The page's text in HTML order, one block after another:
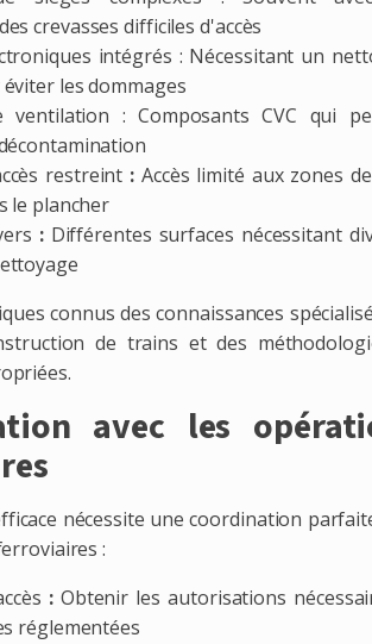
crevasses difficiles d'accès
intégrés : Nécessitant un
les dommages
ventilation : Composants CVC qui
restreint : Accès limité aux zones
le plancher
:Différentes surfaces nécessitant
connus des connaissances
de trains et des
avec les
nécessite une coordination
:
:Obtenir les autorisations
réglementées